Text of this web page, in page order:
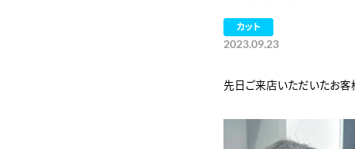
カット
2023.09.23
先日ご来店いただいたお客